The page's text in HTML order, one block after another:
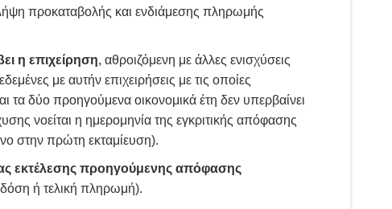
προκαταβολής και ενδιάμεσης πληρωμής
η επιχείρηση, αθροιζόμενη με άλλες ενισχύσεις
με αυτήν επιχειρήσεις με τις οποίες
τα δύο προηγούμενα οικονομικά έτη δεν υπερβαίνει
νοείται η ημερομηνία της εγκριτικής απόφασης
στην πρώτη εκταμίευση).
εκτέλεσης προηγούμενης απόφασης
ή τελική πληρωμή).